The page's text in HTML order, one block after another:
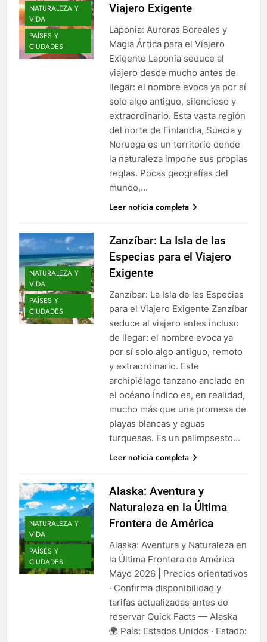
NATURALEZA Y
VIDA
PAÍSES Y
CIUDADES
Viajero Exigente
Laponia: Auroras Boreales y
Magia Ártica para el Viajero
Exigente Laponia seduce al
viajero desde mucho antes de
llegar: el nombre evoca ya por sí
solo algo antiguo, silencioso y
extraordinario. Esta vasta región
del norte de Finlandia, Suecia y
Noruega es un territorio donde
la naturaleza impone sus propias
reglas. Pocas geografías del
mundo,…
Leer noticia completa
NATURALEZA Y
VIDA
PAÍSES Y
CIUDADES
Zanzíbar: La Isla de las
Especias para el Viajero
Exigente
Zanzíbar: La Isla de las Especias
para el Viajero Exigente Zanzíbar
seduce al viajero antes incluso
de llegar: el nombre evoca ya
por sí solo algo antiguo, remoto
y extraordinario. Este
archipiélago tanzano anclado en
el océano Índico es, en realidad,
mucho más que una promesa de
playas blancas y aguas
turquesas. Es un palimpsesto…
Leer noticia completa
NATURALEZA Y
VIDA
PAÍSES Y
CIUDADES
Alaska: Aventura y
Naturaleza en la Última
Frontera de América
Alaska: Aventura y Naturaleza en
la Última Frontera de América
Mayo 2026 | Precios orientativos
· Confirma disponibilidad y
tarifas actualizadas antes de
reservar Quick Facts — Alaska
🌍 País: Estados Unidos · Estado: